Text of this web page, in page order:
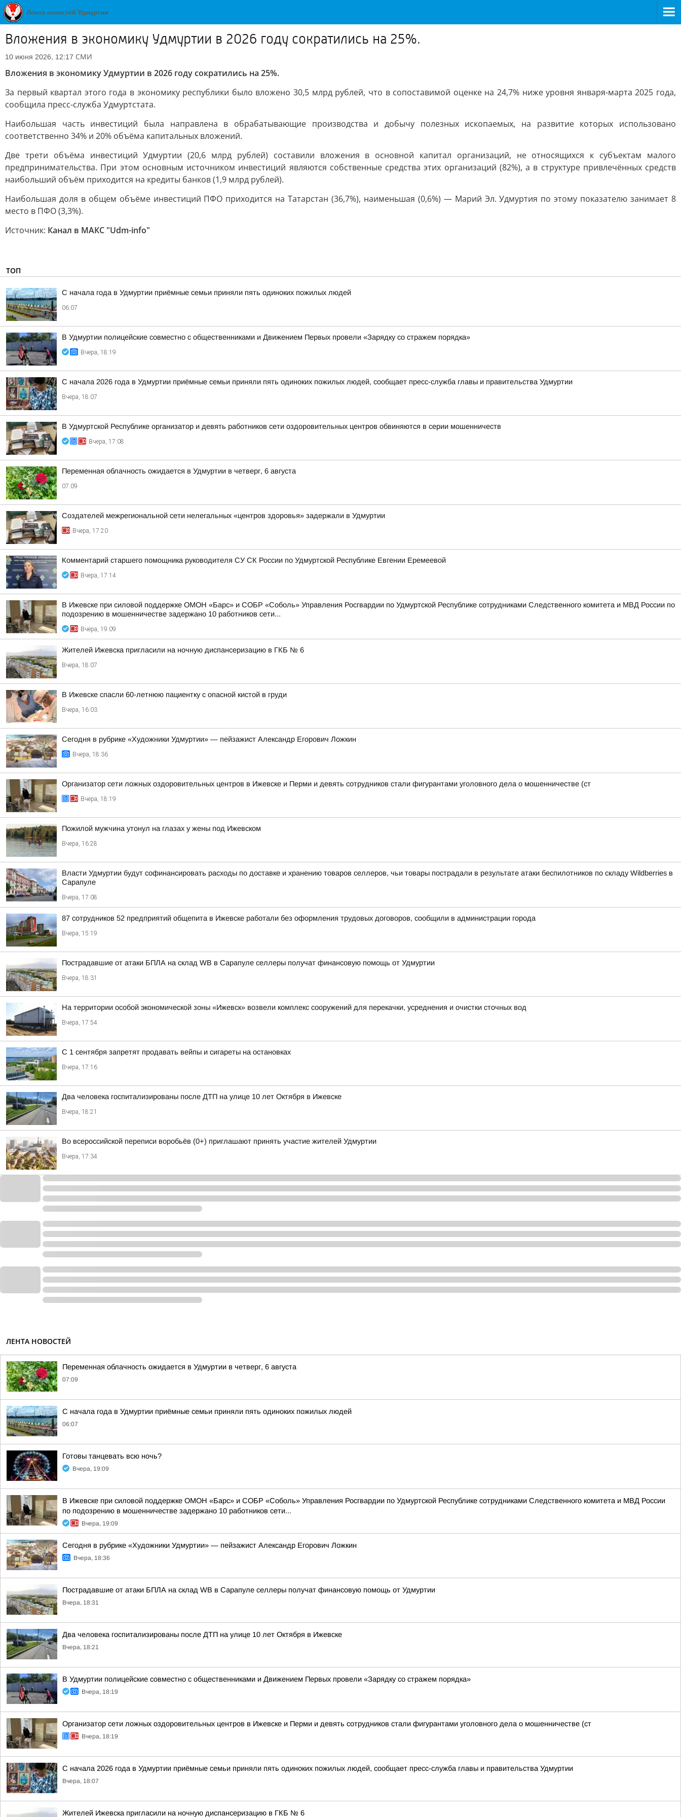
Вложения в экономику Удмуртии в 2026 году сократились на 25%.
10 июня 2026, 12:17 СМИ
Вложения в экономику Удмуртии в 2026 году сократились на 25%.
За первый квартал этого года в экономику республики было вложено 30,5 млрд рублей, что в сопоставимой оценке на 24,7% ниже уровня января-марта 2025 года,
сообщила пресс-служба Удмуртстата.
Наибольшая часть инвестиций была направлена в обрабатывающие производства и добычу полезных ископаемых, на развитие которых использовано
соответственно 34% и 20% объёма капитальных вложений.
Две трети объёма инвестиций Удмуртии (20,6 млрд рублей) составили вложения в основной капитал организаций, не относящихся к субъектам малого
предпринимательства. При этом основным источником инвестиций являются собственные средства этих организаций (82%), а в структуре привлечённых средств
наибольший объём приходится на кредиты банков (1,9 млрд рублей).
Наибольшая доля в общем объёме инвестиций ПФО приходится на Татарстан (36,7%), наименьшая (0,6%) — Марий Эл. Удмуртия по этому показателю занимает 8
место в ПФО (3,3%).
Источник: Канал в МАКС "Udm-info"
ТОП
С начала года в Удмуртии приёмные семьи приняли пять одиноких пожилых людей
06:07
В Удмуртии полицейские совместно с общественниками и Движением Первых провели «Зарядку со стражем порядка»
Вчера, 18:19
С начала 2026 года в Удмуртии приёмные семьи приняли пять одиноких пожилых людей, сообщает пресс-служба главы и правительства Удмуртии
Вчера, 18:07
В Удмуртской Республике организатор и девять работников сети оздоровительных центров обвиняются в серии мошенничеств
Вчера, 17:08
Переменная облачность ожидается в Удмуртии в четверг, 6 августа
07:09
Создателей межрегиональной сети нелегальных «центров здоровья» задержали в Удмуртии
Вчера, 17:20
Комментарий старшего помощника руководителя СУ СК России по Удмуртской Республике Евгении Еремеевой
Вчера, 17:14
В Ижевске при силовой поддержке ОМОН «Барс» и СОБР «Соболь» Управления Росгвардии по Удмуртской Республике сотрудниками Следственного комитета и МВД России по
подозрению в мошенничестве задержано 10 работников сети...
Вчера, 19:09
Жителей Ижевска пригласили на ночную диспансеризацию в ГКБ № 6
Вчера, 18:07
В Ижевске спасли 60-летнюю пациентку с опасной кистой в груди
Вчера, 16:03
Сегодня в рубрике «Художники Удмуртии» — пейзажист Александр Егорович Ложкин
Вчера, 18:36
Организатор сети ложных оздоровительных центров в Ижевске и Перми и девять сотрудников стали фигурантами уголовного дела о мошенничестве (ст
Вчера, 18:19
Пожилой мужчина утонул на глазах у жены под Ижевском
Вчера, 16:28
Власти Удмуртии будут софинансировать расходы по доставке и хранению товаров селлеров, чьи товары пострадали в результате атаки беспилотников по складу Wildberries в
Сарапуле
Вчера, 17:08
87 сотрудников 52 предприятий общепита в Ижевске работали без оформления трудовых договоров, сообщили в администрации города
Вчера, 15:19
Пострадавшие от атаки БПЛА на склад WB в Сарапуле селлеры получат финансовую помощь от Удмуртии
Вчера, 18:31
На территории особой экономической зоны «Ижевск» возвели комплекс сооружений для перекачки, усреднения и очистки сточных вод
Вчера, 17:54
С 1 сентября запретят продавать вейпы и сигареты на остановках
Вчера, 17:16
Два человека госпитализированы после ДТП на улице 10 лет Октября в Ижевске
Вчера, 18:21
Во всероссийской переписи воробьёв (0+) приглашают принять участие жителей Удмуртии
Вчера, 17:34
ЛЕНТА НОВОСТЕЙ
Переменная облачность ожидается в Удмуртии в четверг, 6 августа
07:09
С начала года в Удмуртии приёмные семьи приняли пять одиноких пожилых людей
06:07
Готовы танцевать всю ночь?
Вчера, 19:09
В Ижевске при силовой поддержке ОМОН «Барс» и СОБР «Соболь» Управления Росгвардии по Удмуртской Республике сотрудниками Следственного комитета и МВД России
по подозрению в мошенничестве задержано 10 работников сети...
Вчера, 19:09
Сегодня в рубрике «Художники Удмуртии» — пейзажист Александр Егорович Ложкин
Вчера, 18:36
Пострадавшие от атаки БПЛА на склад WB в Сарапуле селлеры получат финансовую помощь от Удмуртии
Вчера, 18:31
Два человека госпитализированы после ДТП на улице 10 лет Октября в Ижевске
Вчера, 18:21
В Удмуртии полицейские совместно с общественниками и Движением Первых провели «Зарядку со стражем порядка»
Вчера, 18:19
Организатор сети ложных оздоровительных центров в Ижевске и Перми и девять сотрудников стали фигурантами уголовного дела о мошенничестве (ст
Вчера, 18:19
С начала 2026 года в Удмуртии приёмные семьи приняли пять одиноких пожилых людей, сообщает пресс-служба главы и правительства Удмуртии
Вчера, 18:07
Жителей Ижевска пригласили на ночную диспансеризацию в ГКБ № 6